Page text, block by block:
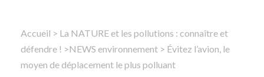
Rechercher
Accueil > La NATURE et les pollutions : connaître et
défendre ! >NEWS environnement > Évitez l’avion, le
moyen de déplacement le plus polluant